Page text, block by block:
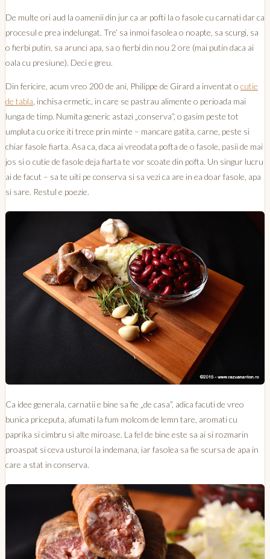
De multe ori aud la oamenii din jur ca ar pofti la o fasole cu carnati dar ca
procesul e prea indelungat. Tre’ sa inmoi fasolea o noapte, sa scurgi, sa
o fierbi putin, sa arunci apa, sa o fierbi din nou 2 ore (mai putin daca ai
oala cu presiune). Deci e greu.
Din fericire, acum vreo 200 de ani, Philippe de Girard a inventat o cutie
de tabla , inchisa ermetic, in care se pastrau alimente o perioada mai
lunga de timp. Numita generic astazi „conserva”, o gasim peste tot
umpluta cu orice iti trece prin minte – mancare gatita, carne, peste si
chiar fasole fiarta. Asa ca, daca ai vreodata pofta de o fasole, pasii de mai
jos si o cutie de fasole deja fiarta te vor scoate din pofta. Un singur lucru
ai de facut – sa te uiti pe conserva si sa vezi ca are in ea doar fasole, apa
si sare. Restul e poezie.
Ca idee generala, carnatii e bine sa fie „de casa”, adica facuti de vreo
bunica priceputa, afumati la fum molcom de lemn tare, aromati cu
paprika si cimbru si alte miroase. La fel de bine este sa ai si rozmarin
proaspat si ceva usturoi la indemana, iar fasolea sa fie scursa de apa in
care a stat in conserva.